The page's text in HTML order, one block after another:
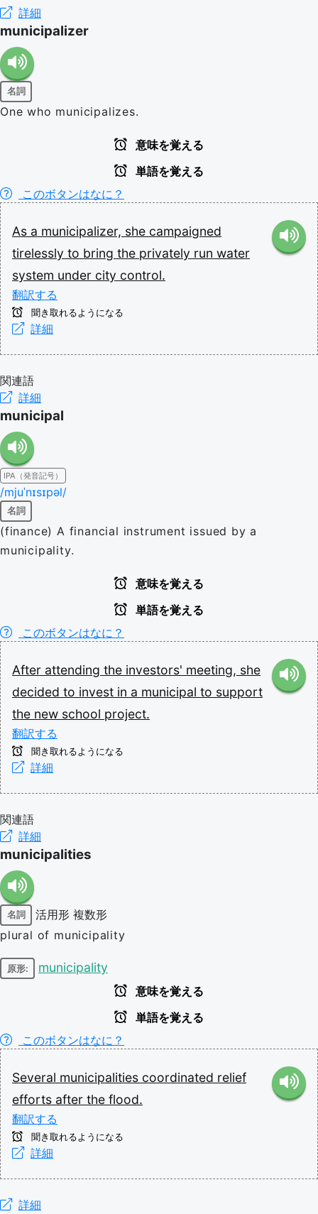
詳細
municipalizer
名詞
One who municipalizes.
意味を覚える
単語を覚える
このボタンはなに？
As a municipalizer, she campaigned
tirelessly to bring the privately run water
system under city control.
翻訳する
聞き取れるようになる
詳細
関連語
詳細
municipal
IPA（発音記号）
/mjuˈnɪsɪpəl/
名詞
(finance) A financial instrument issued by a
municipality.
意味を覚える
単語を覚える
このボタンはなに？
After attending the investors' meeting, she
decided to invest in a municipal to support
the new school project.
翻訳する
聞き取れるようになる
詳細
関連語
詳細
municipalities
名詞 活用形 複数形
plural of municipality
原形: municipality
意味を覚える
単語を覚える
このボタンはなに？
Several municipalities coordinated relief
efforts after the flood.
翻訳する
聞き取れるようになる
詳細
詳細